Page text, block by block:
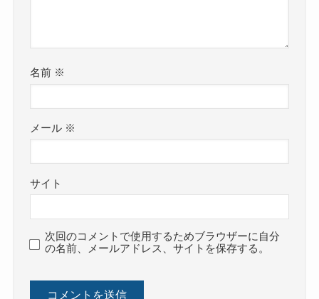
名前 ※
メール ※
サイト
次回のコメントで使用するためブラウザーに自分
の名前、メールアドレス、サイトを保存する。